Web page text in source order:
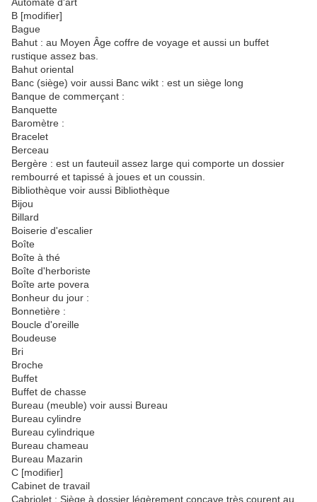
B [modifier]
Bague
Bahut : au Moyen Âge coffre de voyage et aussi un buffet
rustique assez bas.
Bahut oriental
Banc (siège) voir aussi Banc wikt : est un siège long
Banque de commerçant :
Banquette
Baromètre :
Bracelet
Berceau
Bergère : est un fauteuil assez large qui comporte un dossier
rembourré et tapissé à joues et un coussin.
Bibliothèque voir aussi Bibliothèque
Bijou
Billard
Boiserie d'escalier
Boîte
Boîte à thé
Boîte d'herboriste
Boîte arte povera
Bonheur du jour :
Bonnetière :
Boucle d'oreille
Boudeuse
Bri
Broche
Buffet
Buffet de chasse
Bureau (meuble) voir aussi Bureau
Bureau cylindre
Bureau cylindrique
Bureau chameau
Bureau Mazarin
C [modifier]
Cabinet de travail
Cabriolet : Siège à dossier légèrement concave très courent au